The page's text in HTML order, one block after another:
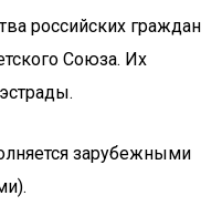
российских граждан
Союза. Их
зарубежными